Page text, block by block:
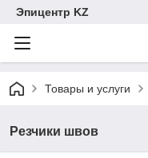
Эпицентр KZ
Товары и услуги
Резчики швов